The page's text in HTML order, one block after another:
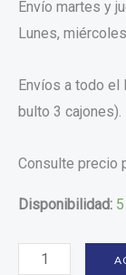
Envío martes y
Lunes,
Envíos a todo el
bulto 3 cajones).
Consulte precio
Disponibilidad: